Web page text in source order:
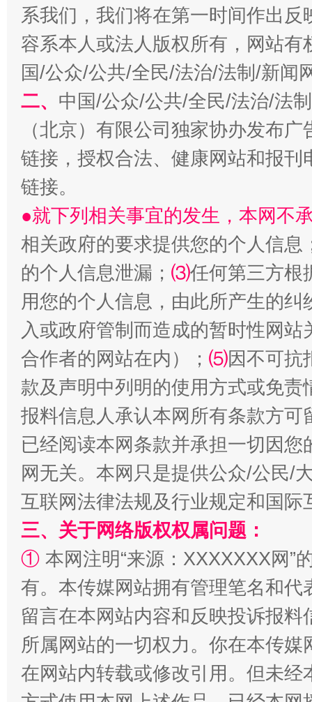
受贿1.44亿！段成刚被判无期 从幼
全民健身五年计划来了！等你上场
国家大学科技园优化重塑工作
系我们，我们将在第一时间作出
容系本人或法人版权所有，网站
国/公众/公共/全民/法治/法制/新闻
二、 中国/公众/公共/全民/法治/法
（北京）有限公司独家协办发布
链接，授权合法、健康网站和报
链接。
●就下列相关事宜的发生，本网不
相关政府的要求提供您的个人信息
的个人信息泄漏； ⑶任何第三方根
用您的个人信息，由此所产生的纠
入或政府管制而造成的暂时性网
合作者的网站在内）； ⑸因不可抗
款及声明中列明的使用方式或免责
报料信息人承认本网所有条款方
已经阅读本网条款并承担一切因
网无关。本网只是提供公众/公民/
互联网法律法规及行业规定和国
三、关于网络版权权属问题：
① 本网注明“来源：XXXXXXX网”
有。本传媒网站拥有管理笔名和
留言在本网站内容和反映投诉报
所属网站的一切权力。你在本传
在网站内转载或修改引用。但未